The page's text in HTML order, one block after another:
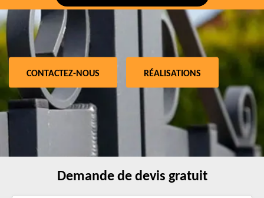
CONTACTEZ-NOUS RÉALISATIONS
Demande de devis gratuit